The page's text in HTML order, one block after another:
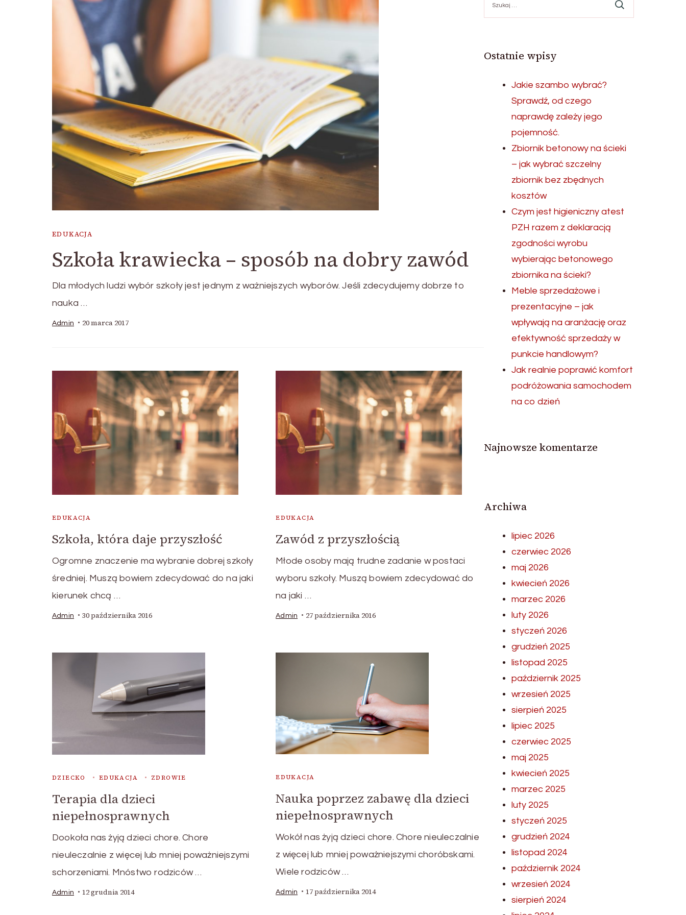
EDUKACJA
Szkoła krawiecka – sposób na dobry zawód
Dla młodych ludzi wybór szkoły jest jednym z ważniejszych wyborów. Jeśli zdecydujemy dobrze to
nauka …
Admin 20 marca 2017
EDUKACJA
Szkoła, która daje przyszłość
Ogromne znaczenie ma wybranie dobrej szkoły
średniej. Muszą bowiem zdecydować do na jaki
kierunek chcą …
Admin 30 października 2016
EDUKACJA
Zawód z przyszłością
Młode osoby mają trudne zadanie w postaci
wyboru szkoły. Muszą bowiem zdecydować do
na jaki …
Admin 27 października 2016
DZIECKO EDUKACJA ZDROWIE
Terapia dla dzieci
niepełnosprawnych
Dookoła nas żyją dzieci chore. Chore
nieuleczalnie z więcej lub mniej poważniejszymi
schorzeniami. Mnóstwo rodziców …
Admin 12 grudnia 2014
EDUKACJA
Nauka poprzez zabawę dla dzieci
niepełnosprawnych
Wokół nas żyją dzieci chore. Chore nieuleczalnie
z więcej lub mniej poważniejszymi choróbskami.
Wiele rodziców …
Admin 17 października 2014
Ostatnie wpisy
Jakie szambo wybrać?
Sprawdź, od czego
naprawdę zależy jego
pojemność.
Zbiornik betonowy na ścieki
– jak wybrać szczelny
zbiornik bez zbędnych
kosztów
Czym jest higieniczny atest
PZH razem z deklaracją
zgodności wyrobu
wybierając betonowego
zbiornika na ścieki?
Meble sprzedażowe i
prezentacyjne – jak
wpływają na aranżację oraz
efektywność sprzedaży w
punkcie handlowym?
Jak realnie poprawić komfort
podróżowania samochodem
na co dzień
Najnowsze komentarze
Archiwa
lipiec 2026
czerwiec 2026
maj 2026
kwiecień 2026
marzec 2026
luty 2026
styczeń 2026
grudzień 2025
listopad 2025
październik 2025
wrzesień 2025
sierpień 2025
lipiec 2025
czerwiec 2025
maj 2025
kwiecień 2025
marzec 2025
luty 2025
styczeń 2025
grudzień 2024
listopad 2024
październik 2024
wrzesień 2024
sierpień 2024